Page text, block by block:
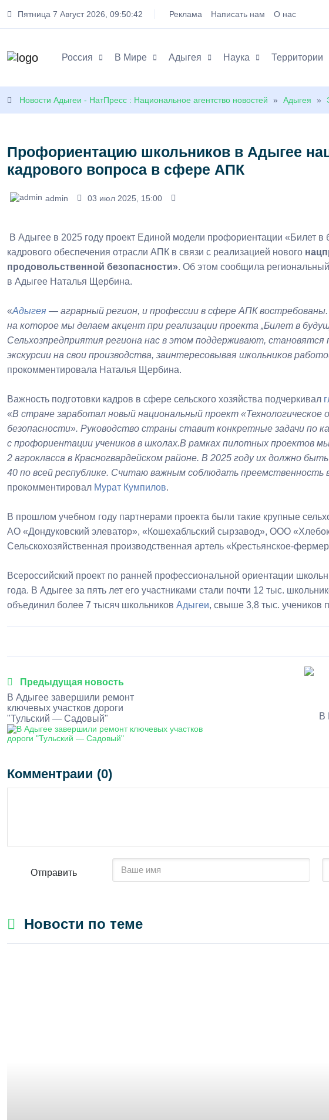
Пятница 7 Август 2026 09:50:43 Реклама Написать нам О нас
Россия В Мире Адыгея Наука Территории
Новости Адыгеи - НатПресс : Национальное агентство новостей » Адыгея »
Профориентацию школьников в Адыгее
кадрового вопроса в сфере АПК
admin 03 июл 2025, 15:00
В Адыгее в 2025 году проект Единой модели профориентации «Билет
кадрового обеспечения отрасли АПК в связи с реализацией нового
продовольственной безопасности». Об этом сообщила
в Адыгее Наталья Щербина.
«Адыгея — аграрный регион, и профессии в сфере АПК
на которое мы делаем акцент при реализации проекта „Билет в
Сельхозпредприятия региона нас в этом поддерживают,
экскурсии на свои производства, заинтересовывая школьников
прокомментировала Наталья Щербина.
Важность подготовки кадров в сфере сельского хозяйства подчеркивал
«В стране заработал новый национальный проект «Технологическое
безопасности». Руководство страны ставит конкретные задачи по
с профориентации учеников в школах.В рамках пилотных проектов
2 агрокласса в Красногвардейском районе. В 2025 году их должно
40 по всей республике. Считаю важным соблюдать преемственность
прокомментировал Мурат Кумпилов.
В прошлом учебном году партнерами проекта были такие крупные
АО «Дондуковский элеватор», «Кошехабльский сырзавод», ООО
Сельскохозяйственная производственная артель «Крестьянское-
Всероссийский проект по ранней профессиональной ориентации
года. В Адыгее за пять лет его участниками стали почти 12 тыс.
объединил более 7 тысяч школьников Адыгеи, свыше 3,8 тыс. учеников
Предыдущая новость
В Адыгее завершили ремонт
ключевых участков дороги
"Тульский — Садовый"
В
Комментраии (0)
Отправить
Новости по теме